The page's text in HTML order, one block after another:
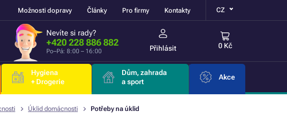
Možnosti dopravy Články Pro firmy Kontakty CZ
Nevíte si rady?
+420 228 886 882
Po–Pá: 8:00 – 16:00 Přihlásit 0 Kč
Hygiena
+ Drogerie
Dům, zahrada
a sport
Akce
Úklid domácnosti Potřeby na úklid